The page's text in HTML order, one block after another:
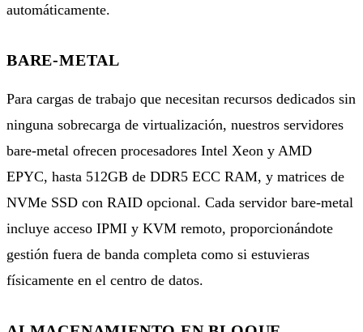
automáticamente.
BARE-METAL
Para cargas de trabajo que necesitan recursos dedicados sin
ninguna sobrecarga de virtualización, nuestros servidores
bare-metal ofrecen procesadores Intel Xeon y AMD
EPYC, hasta 512GB de DDR5 ECC RAM, y matrices de
NVMe SSD con RAID opcional. Cada servidor bare-metal
incluye acceso IPMI y KVM remoto, proporcionándote
gestión fuera de banda completa como si estuvieras
físicamente en el centro de datos.